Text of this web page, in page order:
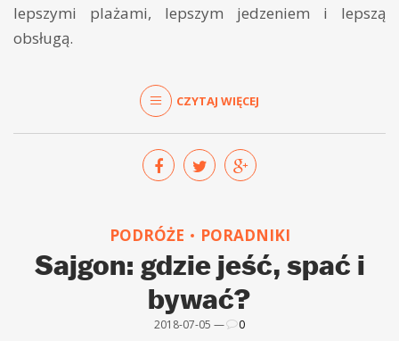
lepszymi plażami, lepszym jedzeniem i lepszą
obsługą.
CZYTAJ WIĘCEJ
PODRÓŻE PORADNIKI
Sajgon: gdzie jeść, spać i
bywać?
2018-07-05 — 0